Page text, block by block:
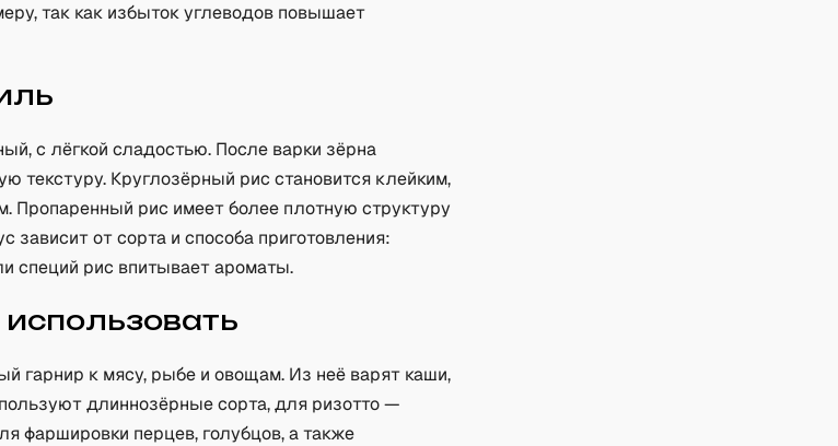
так как избыток углеводов повышает
с лёгкой сладостью. После варки зёрна
текстуру. Круглозёрный рис становится клейким,
рис имеет более плотную структуру
зависит от сорта и способа приготовления:
специй рис впитывает ароматы.
гарнир к мясу, рыбе и овощам. Из неё варят каши,
длиннозёрные сорта, для ризотто —
фаршировки перцев, голубцов, а также